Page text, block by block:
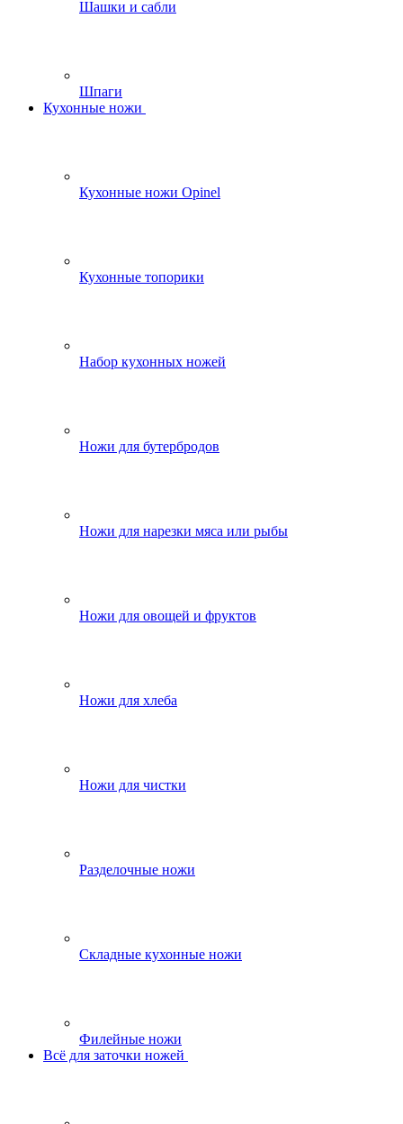
Шашки и сабли
Шпаги
Кухонные ножи
Кухонные ножи Opinel
Кухонные топорики
Набор кухонных ножей
Ножи для бутербродов
Ножи для нарезки мяса или рыбы
Ножи для овощей и фруктов
Ножи для хлеба
Ножи для чистки
Разделочные ножи
Складные кухонные ножи
Филейные ножи
Всё для заточки ножей